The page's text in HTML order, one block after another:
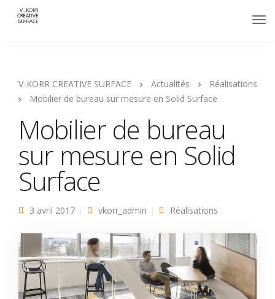
V-KORR CREATIVE SURFACE Actualités
Réalisations
Mobilier de bureau sur mesure en Solid Surface
Mobilier de bureau
sur mesure en Solid
Surface
3 avril 2017 vkorr_admin Réalisations